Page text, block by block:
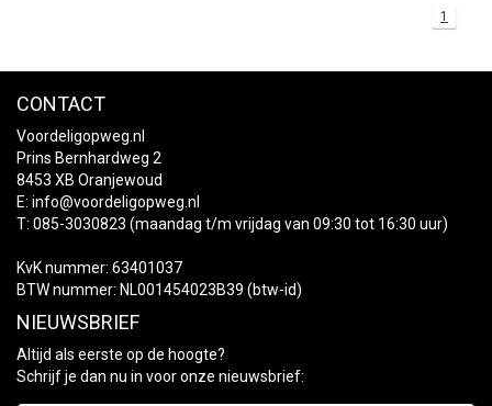
1
CONTACT
Voordeligopweg.nl
Prins Bernhardweg 2
8453 XB Oranjewoud
E: info@voordeligopweg.nl
T: 085-3030823 (maandag t/m vrijdag van 09:30 tot 16:30 uur)
KvK nummer: 63401037
BTW nummer: NL001454023B39 (btw-id)
NIEUWSBRIEF
Altijd als eerste op de hoogte?
Schrijf je dan nu in voor onze nieuwsbrief: